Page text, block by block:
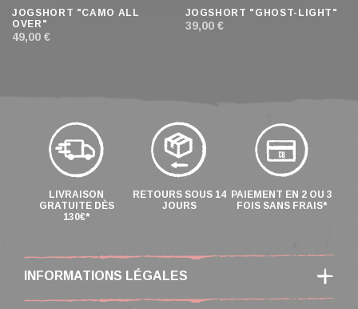
JOGSHORT "CAMO ALL
OVER"
49,00 €
JOGSHORT "GHOST-LIGHT"
39,00 €
LIVRAISON
GRATUITE DÈS
130€*
RETOURS SOUS 14
JOURS
PAIEMENT EN 2 OU 3
FOIS SANS FRAIS*
INFORMATIONS LÉGALES